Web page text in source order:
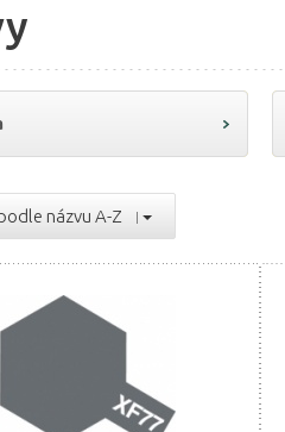
názvu A-Z